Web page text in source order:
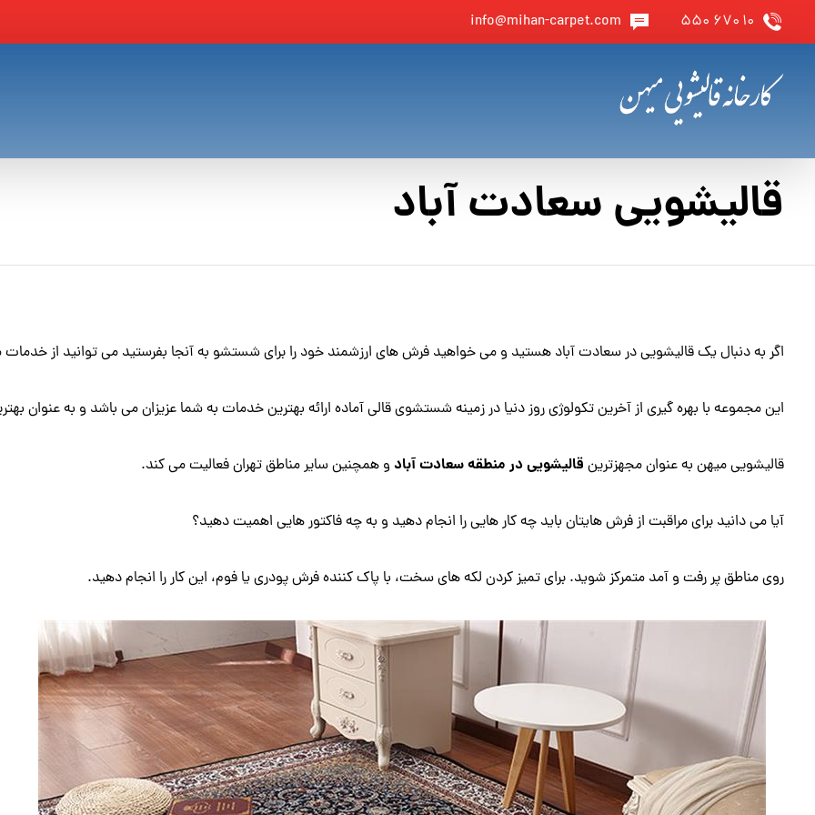
۱۰ ۶۷۰ ۵۵۰ info@mihan-carpet.com
قالیشویی سعادت آباد
اگر به دنبال یک قالیشویی در سعادت آباد هستید و می خواهید فرش های ارزشمند خود را برای شستشو به آنجا بفرستید می توانید از خدمات
این مجموعه با بهره گیری از آخرین تکولوژی روز دنیا در زمینه شستشوی قالی آماده ارائه بهترین خدمات به شما عزیزان می باشد و به عنوان
قالیشویی میهن به عنوان مجهزترین قالیشویی در منطقه سعادت آباد و همچنین سایر مناطق تهران فعالیت می کند.
آیا می دانید برای مراقبت از فرش هایتان باید چه کار هایی را انجام دهید و به چه فاکتور هایی اهمیت دهید؟
روی مناطق پر رفت و آمد متمرکز شوید. برای تمیز کردن لکه های سخت، با پاک کننده فرش پودری یا فوم، این کار را انجام دهید.